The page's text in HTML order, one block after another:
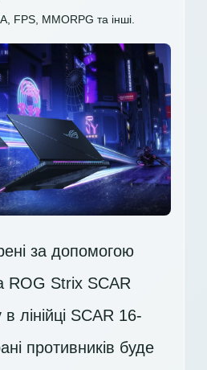
FPS, MMORPG та інші.
за допомогою
ROG Strix SCAR
лінійці SCAR 16-
противників буде